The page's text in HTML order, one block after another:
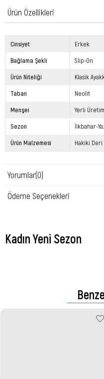
Ürün Özellikleri
Cinsiyet Erkek
Bağlama Şekli Slip-On
Ürün Niteliği Klasik
Taban Neolit
Menşei Yerli Üretim
Sezon İlkbahar-
Ürün Malzemesi Hakiki Deri
Yorumlar(0)
Ödeme Seçenekleri
Kadın Yeni Sezon